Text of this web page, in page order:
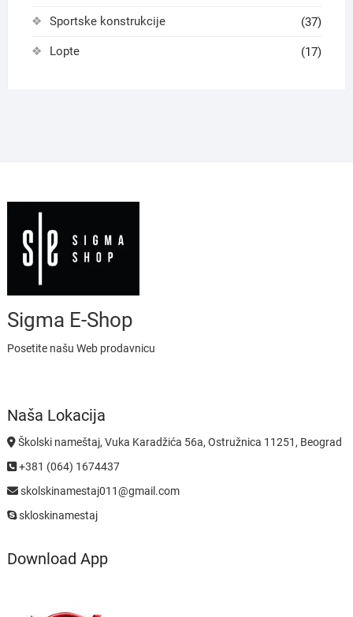
Sportske konstrukcije (37)
Lopte (17)
Sigma E-Shop
Posetite našu Web prodavnicu
Naša Lokacija
Školski nameštaj, Vuka Karadžića 56a, Ostružnica 11251, Beograd
+381 (064) 1674437
skolskinamestaj011@gmail.com
skloskinamestaj
Download App